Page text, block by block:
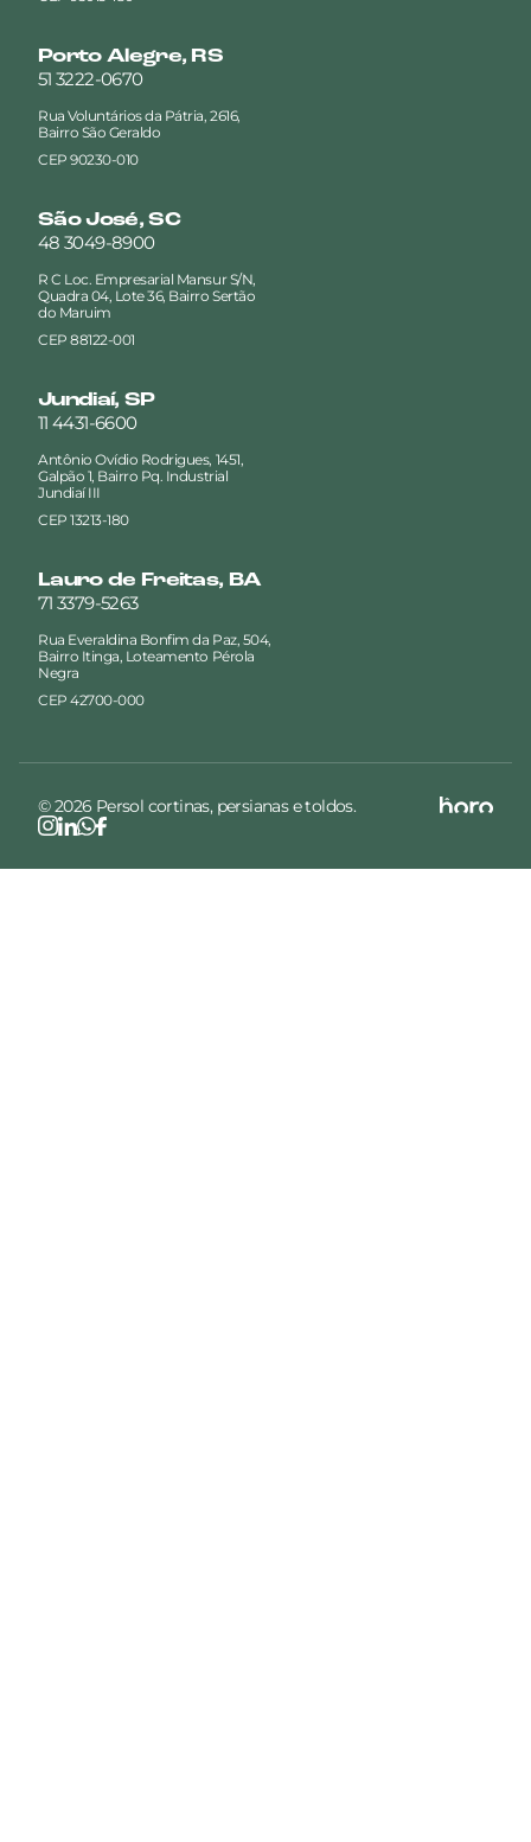
Porto Alegre, RS
51 3222-0670
Rua Voluntários da Pátria, 2616,
Bairro São Geraldo
CEP 90230-010
São José, SC
48 3049-8900
R C Loc. Empresarial Mansur S/N,
Quadra 04, Lote 36, Bairro Sertão
do Maruim
CEP 88122-001
Jundiaí, SP
11 4431-6600
Antônio Ovídio Rodrigues, 1451,
Galpão 1, Bairro Pq. Industrial
Jundiaí III
CEP 13213-180
Lauro de Freitas, BA
71 3379-5263
Rua Everaldina Bonfim da Paz, 504,
Bairro Itinga, Loteamento Pérola
Negra
CEP 42700-000
© 2026 Persol cortinas, persianas e toldos.